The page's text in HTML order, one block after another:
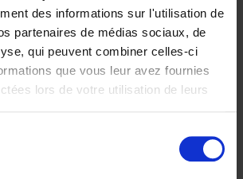
des informations sur l'utilisation de
partenaires de médias sociaux, de
qui peuvent combiner celles-ci
que vous leur avez fournies
lors de votre utilisation de leurs
Couverture souple
2025 200
€29,99